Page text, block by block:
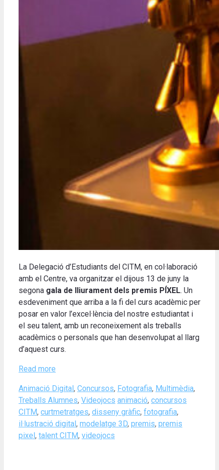
La Delegació d’Estudiants del CITM, en col·laboració
amb el Centre, va organitzar el dijous 13 de juny la
segona gala de lliurament dels premis PÍXEL. Un
esdeveniment que arriba a la fi del curs acadèmic per
posar en valor l’excel·lència del nostre estudiantat i
el seu talent, amb un reconeixement als treballs
acadèmics o personals que han desenvolupat al llarg
d’aquest curs.
Read more
Categories
Animació Digital, Concursos, Fotografia, Multimèdia,
Treballs Alumnes, Videojocs Tags
animació, concursos
CITM, curtmetratges, disseny gràfic, fotografia,
il·lustració digital, modelatge 3D, premis, premis
pixel, talent CITM, videojocs